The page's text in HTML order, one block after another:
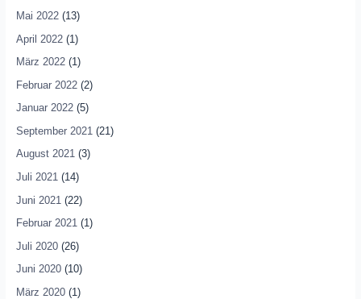
Mai 2022(13)
April 2022(1)
März 2022(1)
Februar 2022(2)
Januar 2022(5)
September 2021 (21)
August 2021(3)
Juli 2021(14)
Juni 2021 (22)
Februar 2021(1)
Juli 2020(26)
Juni 2020(10)
März 2020(1)